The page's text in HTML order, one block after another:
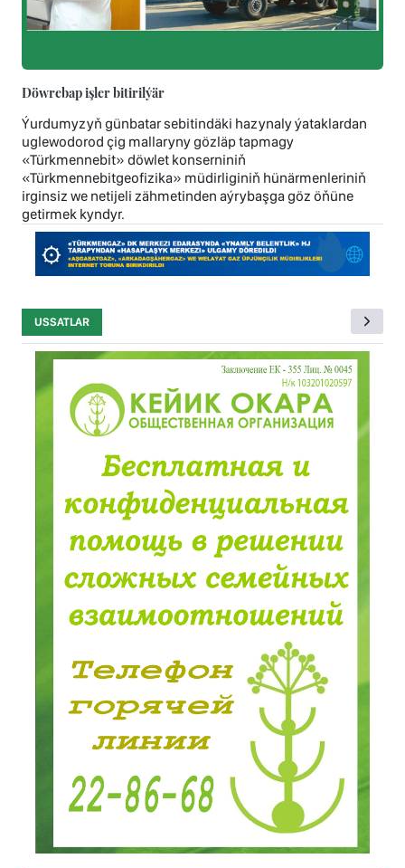
Döwrebap işler bitirilýär
Ýurdumyzyň günbatar sebitindäki hazynaly ýataklardan
uglewodorod çig mallaryny gözläp tapmagy
«Türkmennebit» döwlet konserniniň
«Türkmennebitgeofizika» müdirliginiň hünärmenleriniň
irginsiz we netijeli zähmetinden aýrybaşga göz öňüne
getirmek kyndyr.
USSATLAR